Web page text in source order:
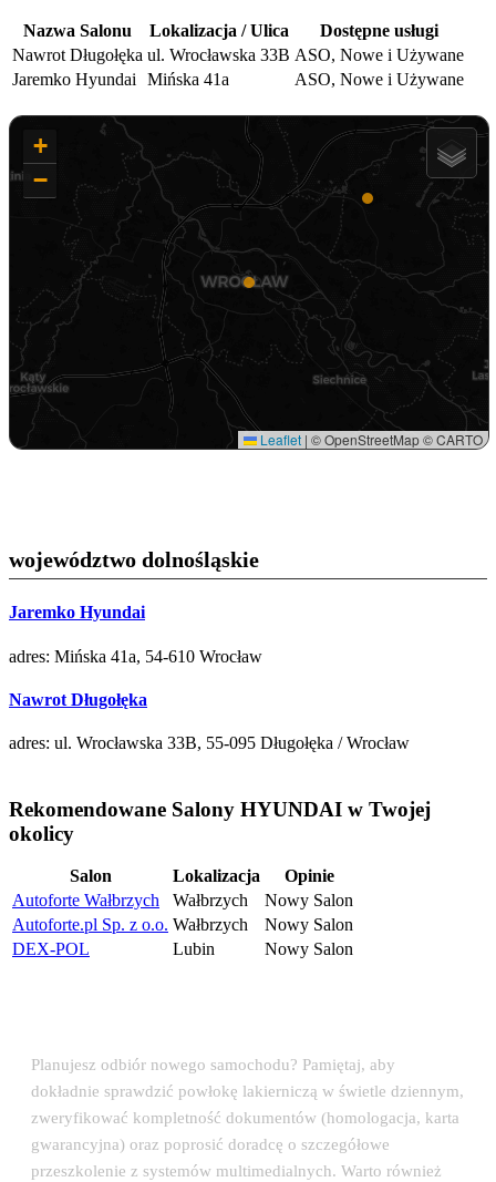
Nazwa Salonu Lokalizacja / Ulica
Dostępne usługi
Nawrot Długołęka ul. Wrocławska 33B ASO, Nowe i Używane
Jaremko Hyundai
Mińska 41a ASO, Nowe i Używane
+
−
Leaflet | © OpenStreetMap © CARTO
województwo dolnośląskie
Jaremko Hyundai
adres: Mińska 41a, 54-610 Wrocław
Nawrot Długołęka
adres: ul. Wrocławska 33B, 55-095 Długołęka / Wrocław
Rekomendowane Salony HYUNDAI w Twojej
okolicy
Salon Lokalizacja
Opinie
Autoforte Wałbrzych
Wałbrzych
Nowy Salon
Autoforte.pl Sp. z o.o. Wałbrzych
Nowy Salon
DEX-POL
Lubin Nowy Salon
Planujesz odbiór nowego samochodu? Pamiętaj, aby
dokładnie sprawdzić powłokę lakierniczą w świetle dziennym,
zweryfikować kompletność dokumentów (homologacja, karta
gwarancyjna) oraz poprosić doradcę o szczegółowe
przeszkolenie z systemów multimedialnych. Warto również